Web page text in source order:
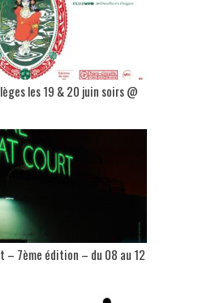
les 19 & 20 juin soirs @
– 7ème édition – du 08 au 12